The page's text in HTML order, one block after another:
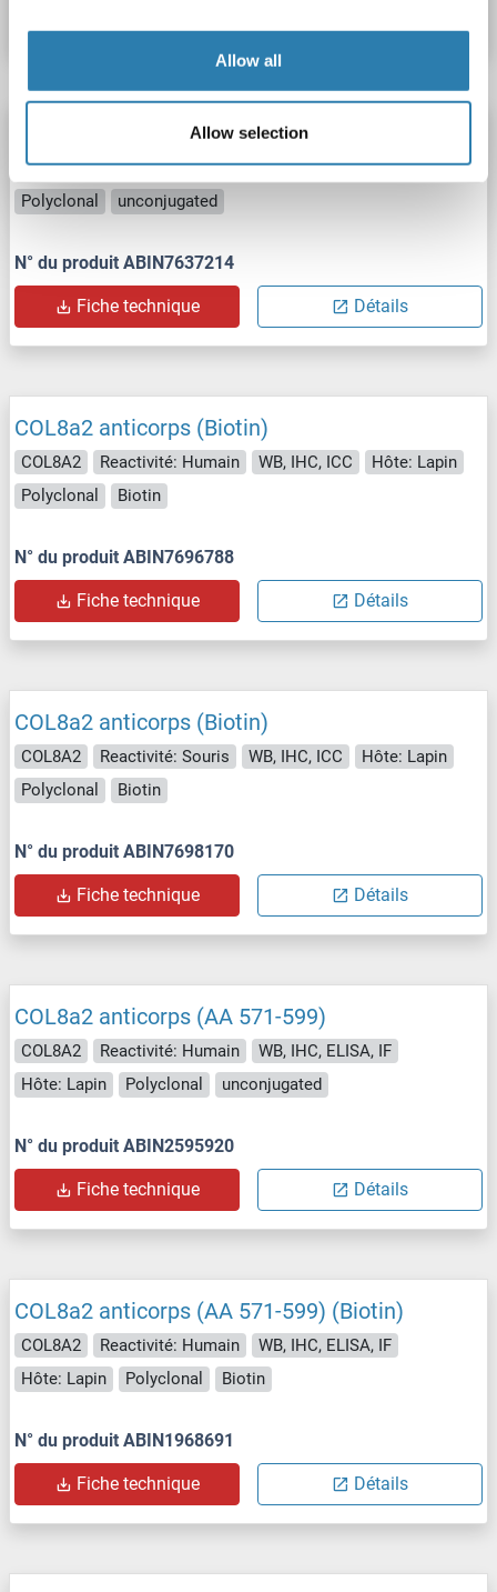
Allow all
Allow selection
COL8a2 anticorps
COL8A2 Reactivité: Souris WB, IHC, ICC, IP
Hôte: Lapin
Polyclonal
unconjugated
N° du produit ABIN7637214
Fiche technique Détails
COL8a2 anticorps (Biotin)
COL8A2 Reactivité: Humain WB, IHC, ICC
Hôte: Lapin
Polyclonal
Biotin
N° du produit ABIN7696788
Fiche technique Détails
COL8a2 anticorps (Biotin)
COL8A2 Reactivité: Souris WB, IHC, ICC
Hôte: Lapin
Polyclonal
Biotin
N° du produit ABIN7698170
Fiche technique Détails
COL8a2 anticorps (AA 571-599)
COL8A2 Reactivité: Humain
WB, IHC, ELISA, IF
Hôte: Lapin
Polyclonal unconjugated
N° du produit ABIN2595920
Fiche technique Détails
COL8a2 anticorps (AA 571-599) (Biotin)
COL8A2 Reactivité: Humain
WB, IHC, ELISA, IF
Hôte: Lapin
Polyclonal Biotin
N° du produit ABIN1968691
Fiche technique Détails